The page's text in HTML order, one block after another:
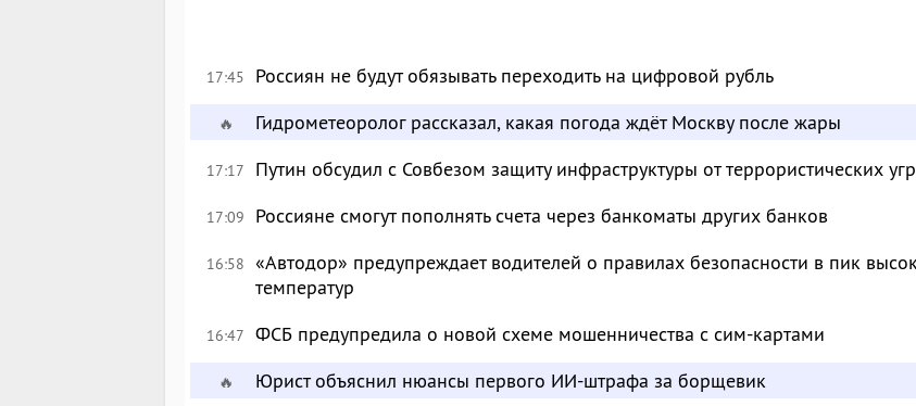
17:45 Россиян не будут обязывать переходить на цифровой рубль
🔥 Гидрометеоролог рассказал, какая погода ждёт Москву после жары
17:17 Путин обсудил с Совбезом защиту инфраструктуры от террористических
17:09 Россияне смогут пополнять счета через банкоматы других банков
16:58 «Автодор» предупреждает водителей о правилах безопасности в пик
температур
16:47 ФСБ предупредила о новой схеме мошенничества с сим-картами
🔥 Юрист объяснил нюансы первого ИИ-штрафа за борщевик